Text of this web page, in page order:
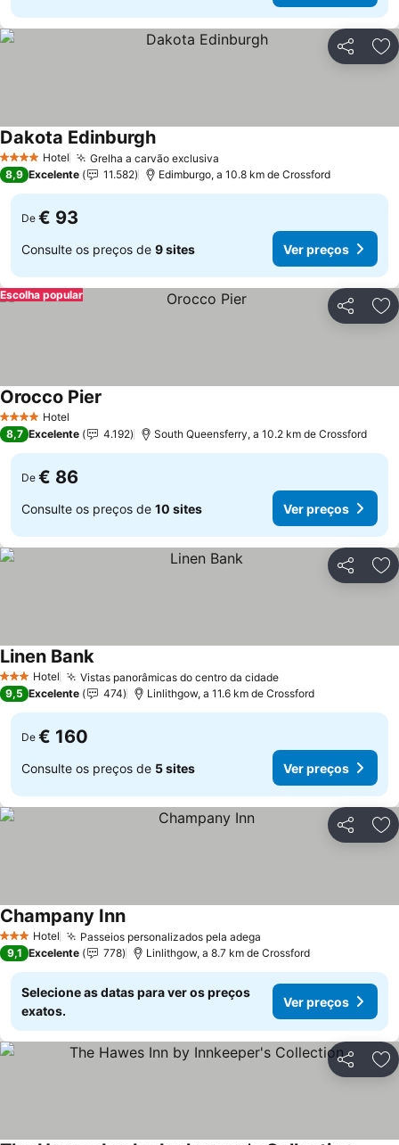
Partilhar
4 EstrelasHotel Grelha a carvão exclusiva
Dakota EdinburghVer preços
8,9 Excelente 11.582 Edimburgo, a 10.8 km de Crossford
De € 93
Consulte os preços de 9 sites Ver preços
Partilhar
Escolha popular
4 EstrelasHotel
Orocco Pier
8,7 Excelente 4.192 South Queensferry, a 10.2 km de Crossford
De € 86
Consulte os preços de 10 sites Ver preços
Partilhar
3 EstrelasHotel Vistas panorâmicas do centro da cidadeVer preços
Linen BankVer preços
9,5 Excelente 474 Linlithgow, a 11.6 km de Crossford
De € 160
Consulte os preços de 5 sites Ver preços
Partilhar
3 EstrelasHotel Passeios personalizados pela adega
Champany InnVer preços
9,1 Excelente 778 Linlithgow, a 8.7 km de Crossford
Selecione as datas para ver os preços
exatos.
Ver preços
Partilhar